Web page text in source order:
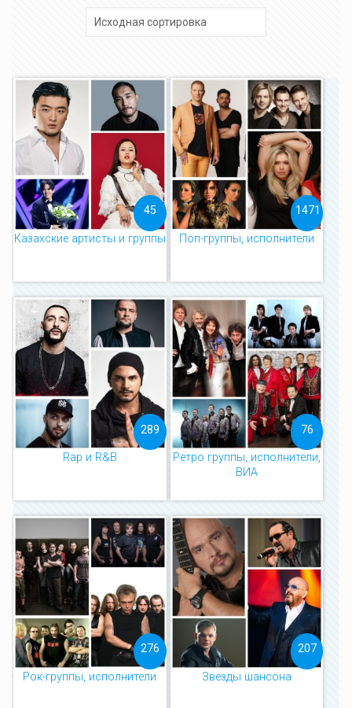
Казахские артисты и группы
45
Поп-группы, исполнители
1471
Rap и R&B
289
Ретро группы, исполнители,
ВИА
76
Рок-группы, исполнители
276
Звезды шансона
207